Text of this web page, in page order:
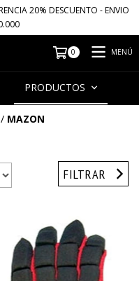
20% DESCUENTO - ENVIO
0 MENÚ
PRODUCTOS
/ MAZON
FILTRAR